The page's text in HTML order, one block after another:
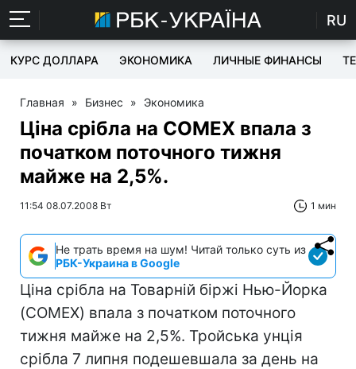
RU
КУРС ДОЛЛАРА ЭКОНОМИКА ЛИЧНЫЕ ФИНАНСЫ
Главная » Бизнес » Экономика
Ціна срібла на COMEX впала з
початком поточного тижня
майже на 2,5%.
11:54 08.07.2008 Вт 1 мин
Не трать время на шум! Читай только суть из
РБК-Украина в Google
Ціна срібла на Товарній біржі Нью-Йорка
(COMEX) впала з початком поточного
тижня майже на 2,5%. Тройська унція
срібла 7 липня подешевшала за день на